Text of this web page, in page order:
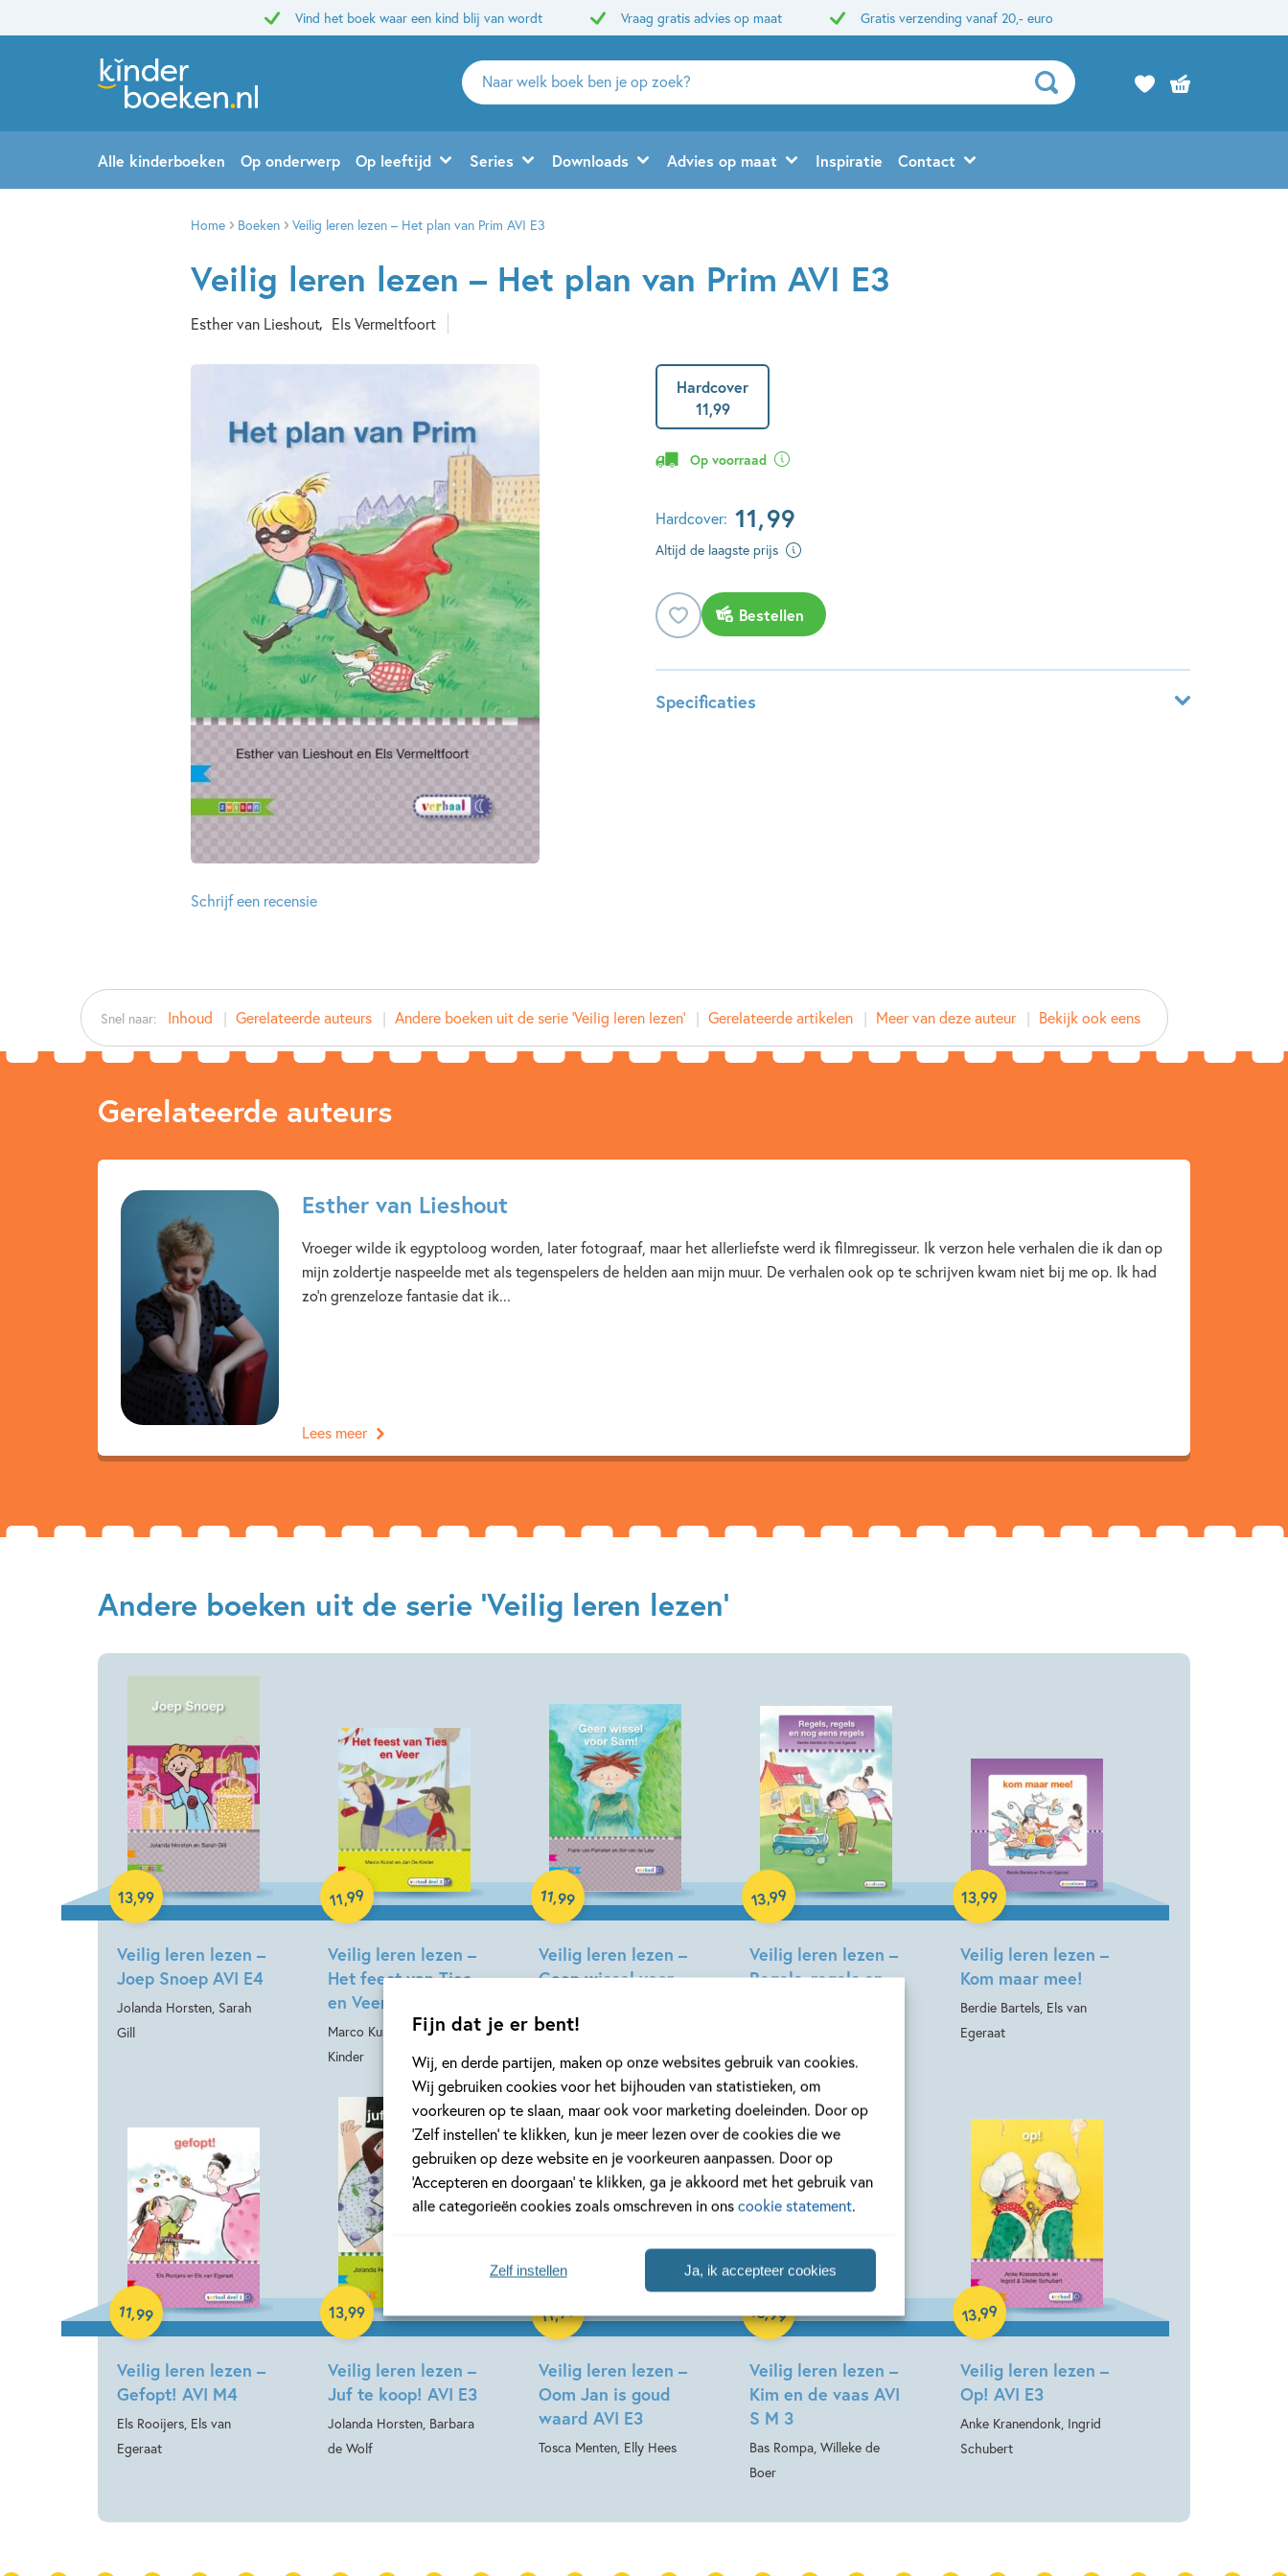
Fijn dat je er bent!
Wij, en derde partijen, maken op onze websites gebruik van cookies.
Wij gebruiken cookies voor het bijhouden van statistieken, om
voorkeuren op te slaan, maar ook voor marketing doeleinden. Door op
‘Zelf instellen’ te klikken, kun je meer lezen over de cookies die we
gebruiken op deze website en je voorkeuren aanpassen. Door op
‘Accepteren en doorgaan’ te klikken, ga je akkoord met het gebruik van
alle categorieën cookies zoals omschreven in onscookie statement.
Ja, ik accepteer cookies
Zelf instellen
Vind het boek waar een kind blij van wordt Vraag gratis advies op maat Gratis verzending vanaf 20,- euro
Zoeken
naar
en
uitgevers
Alle kinderboeken Op onderwerp Op leeftijd Series Downloads Advies op maat Inspiratie Contact
Home Boeken Veilig leren lezen – Het plan van Prim AVI E3
Veilig leren lezen – Het plan van Prim AVI E3
Esther van Lieshout Els Vermeltfoort
Schrijf een recensie
Hardcover
11,99
Op voorraad
Hardcover: 11,99
Altijd de laagste prijs
Bestellen
Specificaties
Kenmerken van dit boek
Beginnende lezer & AVI boeken Woorden & taal
Esther van Lieshout
Els Vermeltfoort
Snel naar: Inhoud Gerelateerde auteurs Andere boeken uit de serie 'Veilig leren lezen' Gerelateerde artikelen Meer van deze auteur Bekijk ook eens
Gerelateerde auteurs
Esther van Lieshout
Vroeger wilde ik egyptoloog worden, later fotograaf, maar het allerliefste werd ik filmregisseur. Ik verzon hele verhalen die ik dan op
mijn zoldertje naspeelde met als tegenspelers de helden aan mijn muur. De verhalen ook op te schrijven kwam niet bij me op. Ik had
zo’n grenzeloze fantasie dat ik...
Lees meer
Andere boeken uit de serie 'Veilig leren lezen'
Veilig leren lezen –
Joep Snoep AVI E4
Jolanda Horsten, Sarah
Gill
13,99
Hardcover
Veilig leren lezen –
Het feest van Ties
en Veer AVI M3
Marco Kunst, Jan De
Kinder
11,99
Hardcover
Veilig leren lezen –
Geen wissel voor
Frank van Pamelen, Siri
van de Laar
11,99
Hardcover
Veilig leren lezen –
Regels, regels en
Egeraat
13,99
Hardcover
Veilig leren lezen –
Kom maar mee!
Berdie Bartels, Els van
Egeraat
13,99
Hardcover
Veilig leren lezen –
Gefopt! AVI M4
Els Rooijers, Els van
Egeraat
11,99
Hardcover
Veilig leren lezen –
Juf te koop! AVI E3
Jolanda Horsten, Barbara
de Wolf
13,99
Hardcover
Veilig leren lezen –
Oom Jan is goud
waard AVI E3
Tosca Menten, Elly Hees
11,99
Hardcover
Veilig leren lezen –
Kim en de vaas AVI
S M 3
Bas Rompa, Willeke de
Boer
13,99
Veilig leren lezen –
Op! AVI E3
Anke Kranendonk, Ingrid
Schubert
13,99
Hardcover